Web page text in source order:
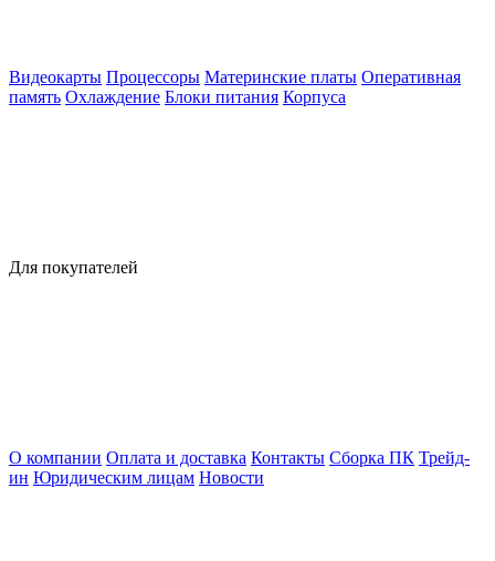
Видеокарты Процессоры Материнские платы Оперативная
память Охлаждение Блоки питания Корпуса
Для покупателей
О компании Оплата и доставка Контакты Сборка ПК Трейд-
ин Юридическим лицам Новости